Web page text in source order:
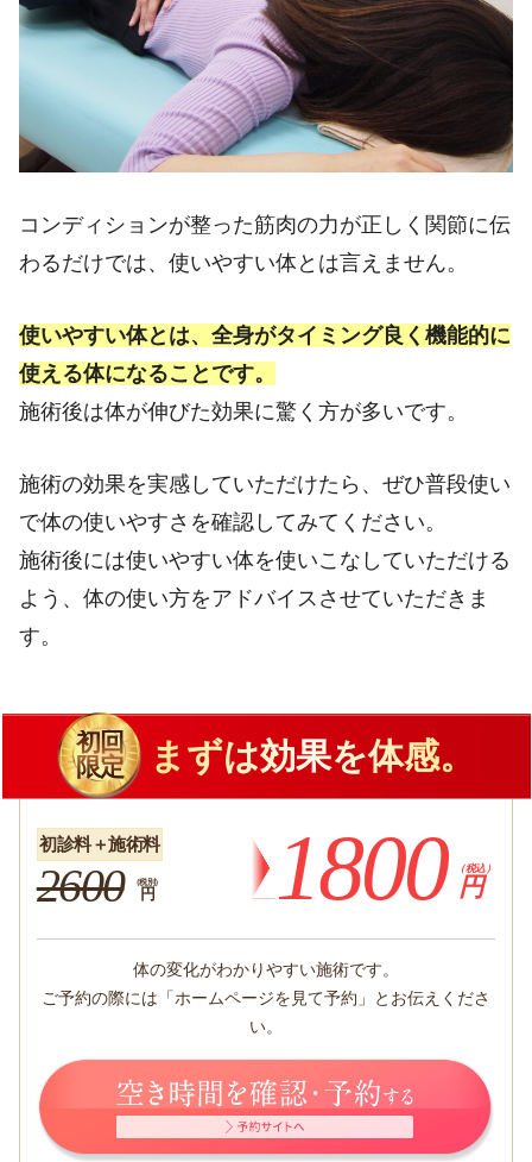
コンディションが整った筋肉の力が正しく関節に伝
わるだけでは、使いやすい体とは言えません。
使いやすい体とは、全身がタイミング良く機能的に
使える体になることです。
施術後は体が伸びた効果に驚く方が多いです。
施術の効果を実感していただけたら、ぜひ普段使い
で体の使いやすさを確認してみてください。
施術後には使いやすい体を使いこなしていただける
よう、体の使い方をアドバイスさせていただきま
す。
初回
限定
まずは効果を体感。
初診料＋施術料
2600 （税別）
円 1800 （税込）
円
体の変化がわかりやすい施術です。
ご予約の際には「ホームページを見て予約」とお伝えくださ
い。